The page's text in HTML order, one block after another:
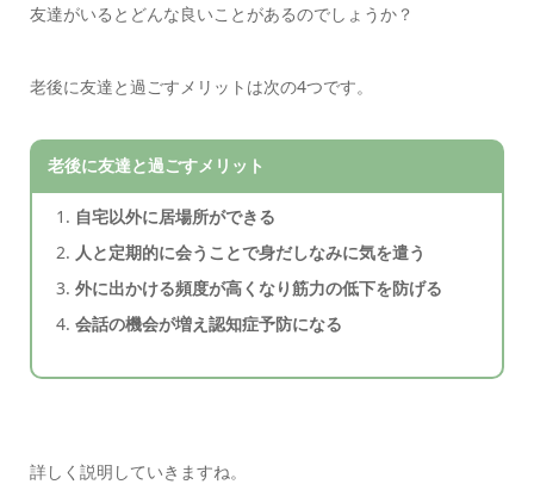
友達がいるとどんな良いことがあるのでしょうか？
老後に友達と過ごすメリットは次の4つです。
老後に友達と過ごすメリット
自宅以外に居場所ができる
人と定期的に会うことで身だしなみに気を遣う
外に出かける頻度が高くなり筋力の低下を防げる
会話の機会が増え認知症予防になる
詳しく説明していきますね。